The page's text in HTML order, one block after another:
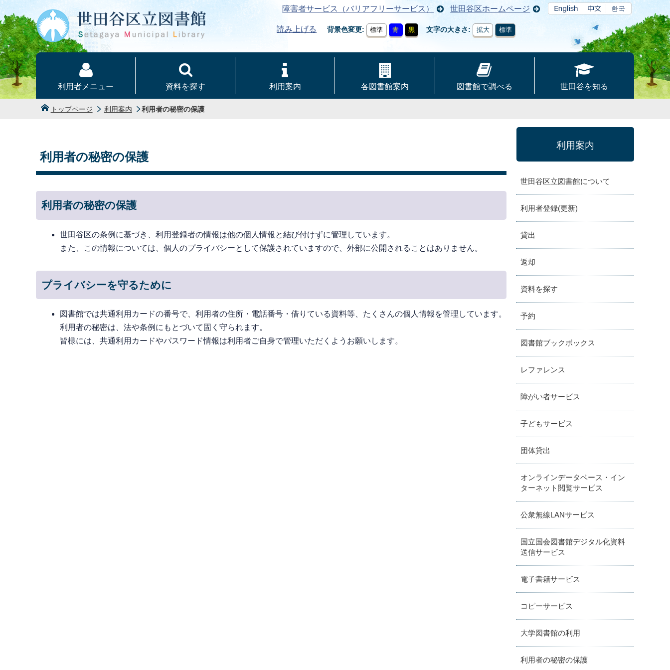
本文へ
障害者サービス（バリアフリーサービス） 世田谷区ホームページ
読み上げる 背景色変更 標準 青 黒 文字の大きさ 拡大 標準
利用者メニュー 資料を探す 利用案内 各図書館案内 図書館で調べる 世田谷を知る
トップページ 利用案内 利用者の秘密の保護
利用者の秘密の保護
利用者の秘密の保護
世田谷区の条例に基づき、利用登録者の情報は他の個人情報と結び付けずに管理しています。
また、この情報については、個人のプライバシーとして保護されていますので、外部に公開されることはありません。
プライバシーを守るために
図書館では共通利用カードの番号で、利用者の住所・電話番号・借りている資料等、たくさんの個人情報を管理しています。
利用者の秘密は、法や条例にもとづいて固く守られます。
皆様には、共通利用カードやパスワード情報は利用者ご自身で管理いただくようお願いします。
利用案内
世田谷区立図書館について
利用者登録(更新)
貸出
返却
資料を探す
予約
図書館ブックボックス
レファレンス
障がい者サービス
子どもサービス
団体貸出
オンラインデータベース・イン
ターネット閲覧サービス
公衆無線LANサービス
国立国会図書館デジタル化資料
送信サービス
電子書籍サービス
コピーサービス
大学図書館の利用
利用者の秘密の保護